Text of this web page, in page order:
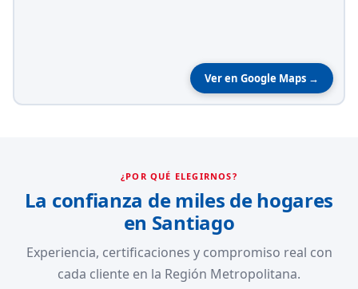
Ver en Google Maps →
¿POR QUÉ ELEGIRNOS?
La confianza de miles de hogares
en Santiago
Experiencia, certificaciones y compromiso real con
cada cliente en la Región Metropolitana.